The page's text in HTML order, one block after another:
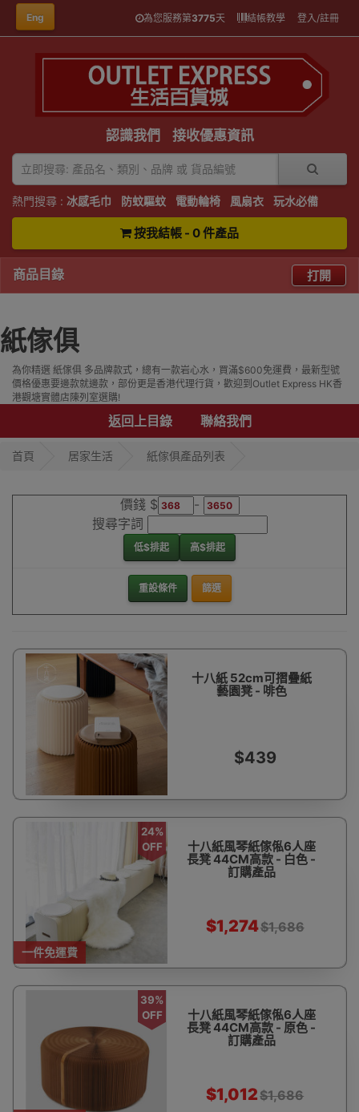
Eng 為您服務第3775天 結帳教學 登入/註冊
認識我們 接收優惠資訊
熱門搜尋 : 冰感毛巾 防蚊驅蚊 電動輪椅 風扇衣 玩水必備
按我結帳 - 0 件產品
商品目錄 打開
紙傢俱
為你精選 紙傢俱 多品牌款式，總有一款岩心水，買滿$600免運費，最新型號
價格優惠要邊款就邊款，部份更是香港代理行貨，歡迎到Outlet Express HK香
港觀塘實體店陳列室選購!
返回上目錄 聯絡我們
首頁 居家生活 紙傢俱產品列表
價錢 $
-
搜尋字詞
低$排起 高$排起
重設條件 篩選
十八紙 52cm可摺疊紙
藝園凳 - 啡色
$439
一件免運費
24%
OFF
十八紙風琴紙傢俬6人座
長凳 44CM高款 - 白色 -
訂購產品
$1,274$1,686
39%
OFF
十八紙風琴紙傢俬6人座
長凳 44CM高款 - 原色 -
訂購產品
$1,012$1,686